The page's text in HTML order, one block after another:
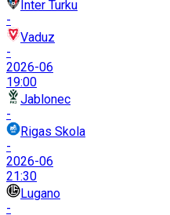
Inter Turku
-
Vaduz
-
2026-06
19:00
Jablonec
-
Rigas Skola
-
2026-06
21:30
Lugano
-